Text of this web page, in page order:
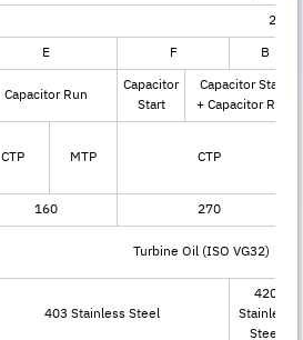
2
E F
B
Capacitor Run
Capacitor
Start
Capacitor Start
+ Capacitor Run
CTP MTP CTP
160
270
Turbine Oil (ISO VG32)
403 Stainless Steel
420
Stainless
Steel